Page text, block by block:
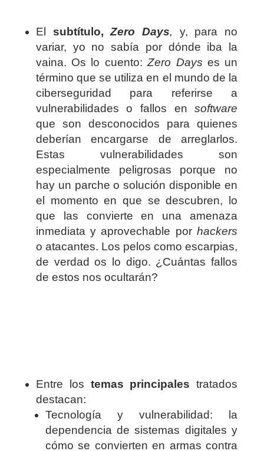
El subtítulo,Zero Days, y, para no
variar, yo no sabía por dónde iba la
vaina. Os lo cuento:Zero Days es un
término que se utiliza en el mundo de la
ciberseguridad para referirse a
vulnerabilidades o fallos ensoftware
que son desconocidos para quienes
deberían encargarse de arreglarlos.
Estas vulnerabilidades son
especialmente peligrosas porque no
hay un parche o solución disponible en
el momento en que se descubren, lo
que las convierte en una amenaza
inmediata y aprovechable porhackers
o atacantes. Los pelos como escarpias,
de verdad os lo digo. ¿Cuántas fallos
de estos nos ocultarán?
Entre los temas principales tratados
destacan:
Tecnología y vulnerabilidad: la
dependencia de sistemas digitales y
cómo se convierten en armas contra